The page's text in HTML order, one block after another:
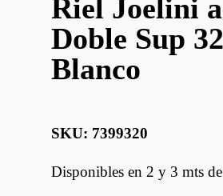
Riel Joelini
Doble Sup
Blanco
SKU: 7399320
Disponibles en 2 y 3 mts